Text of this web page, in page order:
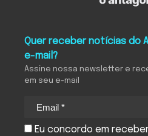
Quer receber notícias do
e-mail?
Assine nossa newsletter e
em seu e-mail
Eu concordo em